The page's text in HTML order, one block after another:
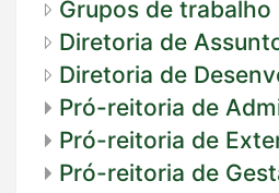
Grupos de trabalho
Diretoria de
Diretoria de
Pró-reitoria de
Pró-reitoria de
Pró-reitoria de